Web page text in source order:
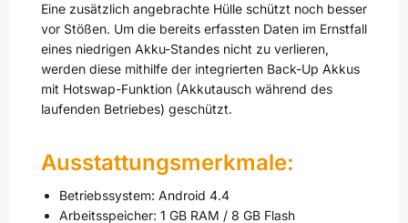
Eine zusätzlich angebrachte Hülle schützt noch besser
vor Stößen. Um die bereits erfassten Daten im Ernstfall
eines niedrigen Akku-Standes nicht zu verlieren,
werden diese mithilfe der integrierten Back-Up Akkus
mit Hotswap-Funktion (Akkutausch während des
laufenden Betriebes) geschützt.
Ausstattungsmerkmale:
Betriebssystem: Android 4.4
Arbeitsspeicher: 1 GB RAM / 8 GB Flash